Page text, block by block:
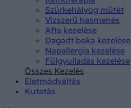
Szürkehályog műtét
Vízszerű hasmenés
Afta kezelése
Dagadt boka kezelése
Napallergia kezelése
Fülgyulladás kezelése
Összes Kezelés
Életmódváltás
Kutatás